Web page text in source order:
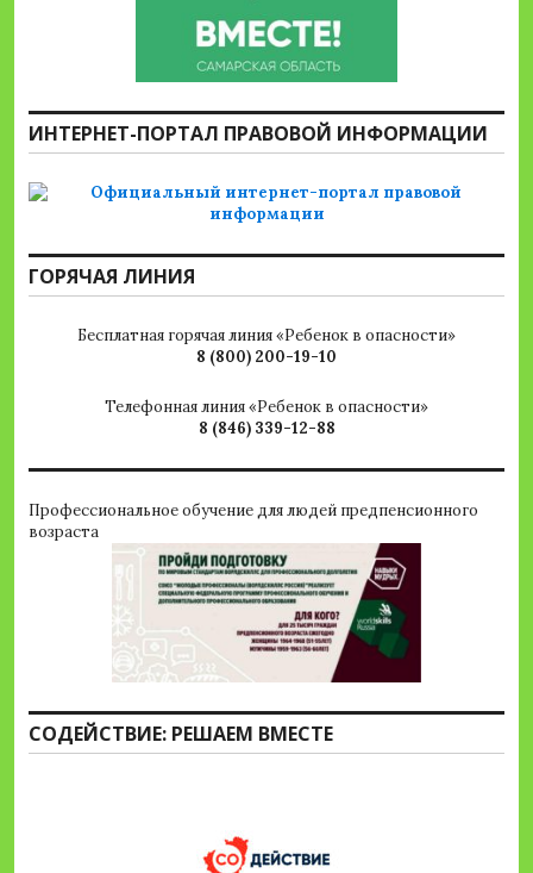
ИНТЕРНЕТ-ПОРТАЛ ПРАВОВОЙ ИНФОРМАЦИИ
ГОРЯЧАЯ ЛИНИЯ
Бесплатная горячая линия «Ребенок в опасности»
8 (800) 200-19-10
Телефонная линия «Ребенок в опасности»
8 (846) 339-12-88
Профессиональное обучение для людей предпенсионного
возраста
СОДЕЙСТВИЕ: РЕШАЕМ ВМЕСТЕ